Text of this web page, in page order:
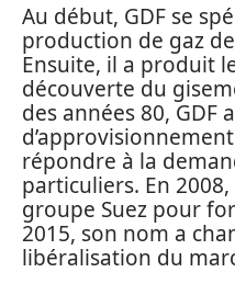
Au début, GDF se
production de gaz
Ensuite, il a produit
découverte du
des années 80, GDF
répondre à la
particuliers. En
groupe Suez pour
2015, son nom a
libéralisation du